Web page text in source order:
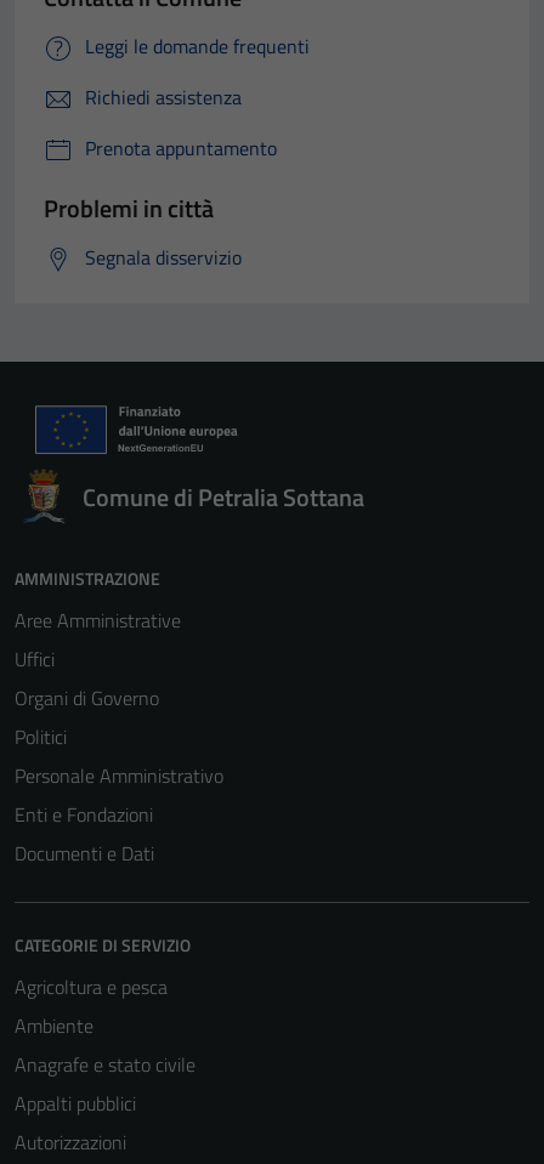
Leggi le domande frequenti
Richiedi assistenza
Prenota appuntamento
Problemi in città
Segnala disservizio
Comune di Petralia Sottana
AMMINISTRAZIONE
Aree Amministrative
Uffici
Organi di Governo
Politici
Personale Amministrativo
Enti e Fondazioni
Documenti e Dati
CATEGORIE DI SERVIZIO
Agricoltura e pesca
Ambiente
Anagrafe e stato civile
Appalti pubblici
Autorizzazioni